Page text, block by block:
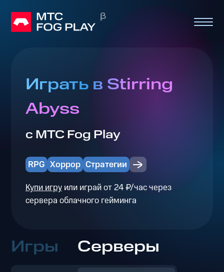
Играть в Stirring
Abyss
с МТС Fog Play
RPG Хоррор Стратегии
Купи игруили играй от 24 ₽/час через
сервера облачного гейминга
Игры Серверы